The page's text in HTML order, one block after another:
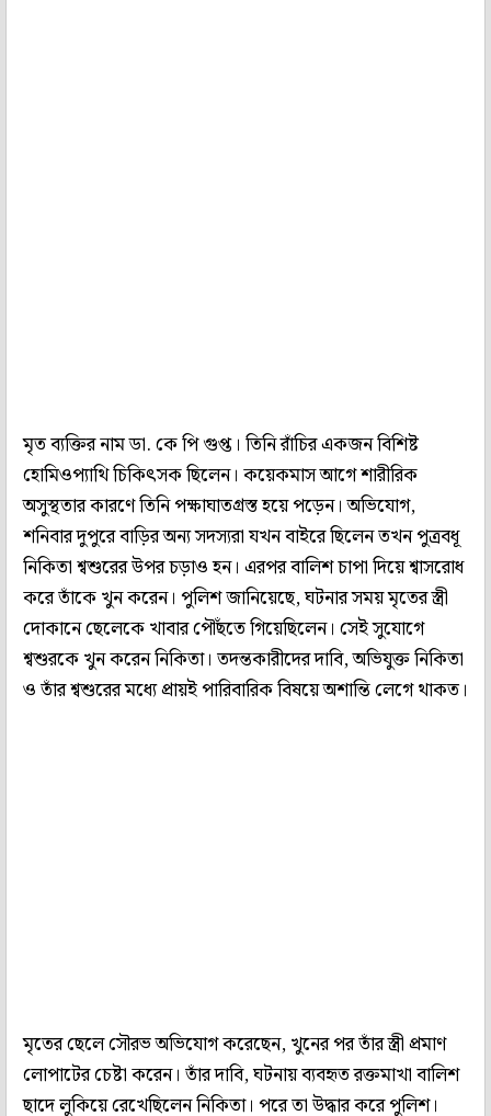
মৃত ব্যক্তির নাম ডা. কে পি গুপ্ত। তিনি রাঁচির একজন বিশিষ্ট
হোমিওপ্যাথি চিকিৎসক ছিলেন। কয়েকমাস আগে শারীরিক
অসুস্থতার কারণে তিনি পক্ষাঘাতগ্রস্ত হয়ে পড়েন। অভিযোগ,
শনিবার দুপুরে বাড়ির অন্য সদস্যরা যখন বাইরে ছিলেন তখন পুত্রবধূ
নিকিতা শ্বশুরের উপর চড়াও হন। এরপর বালিশ চাপা দিয়ে শ্বাসরোধ
করে তাঁকে খুন করেন। পুলিশ জানিয়েছে, ঘটনার সময় মৃতের স্ত্রী
দোকানে ছেলেকে খাবার পৌঁছতে গিয়েছিলেন। সেই সুযোগে
শ্বশুরকে খুন করেন নিকিতা। তদন্তকারীদের দাবি, অভিযুক্ত নিকিতা
ও তাঁর শ্বশুরের মধ্যে প্রায়ই পারিবারিক বিষয়ে অশান্তি লেগে থাকত।
মৃতের ছেলে সৌরভ অভিযোগ করেছেন, খুনের পর তাঁর স্ত্রী প্রমাণ
লোপাটের চেষ্টা করেন। তাঁর দাবি, ঘটনায় ব্যবহৃত রক্তমাখা বালিশ
ছাদে লুকিয়ে রেখেছিলেন নিকিতা। পরে তা উদ্ধার করে পুলিশ।